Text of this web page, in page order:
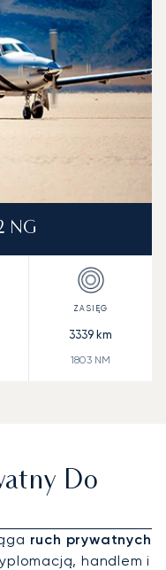
NG
3339 km
1803 NM
Do
ruch prywatnych
handlem i